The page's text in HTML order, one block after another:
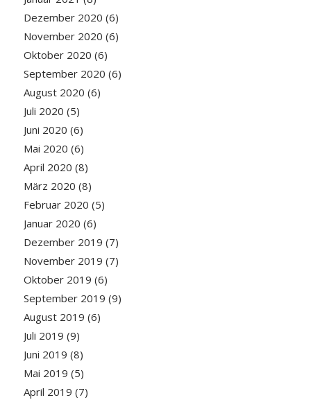
Dezember 2020 (6)
November 2020 (6)
Oktober 2020 (6)
September 2020 (6)
August 2020 (6)
Juli 2020 (5)
Juni 2020 (6)
Mai 2020 (6)
April 2020 (8)
März 2020 (8)
Februar 2020 (5)
Januar 2020 (6)
Dezember 2019 (7)
November 2019 (7)
Oktober 2019 (6)
September 2019 (9)
August 2019 (6)
Juli 2019 (9)
Juni 2019 (8)
Mai 2019 (5)
April 2019 (7)